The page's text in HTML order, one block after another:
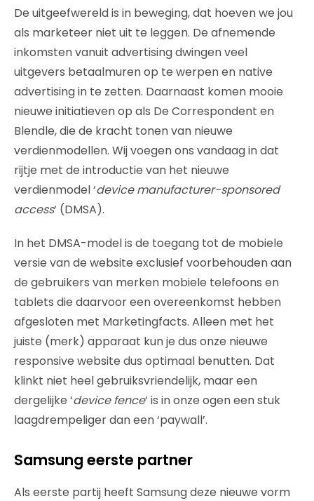
De uitgeefwereld is in beweging, dat hoeven we jou
als marketeer niet uit te leggen. De afnemende
inkomsten vanuit advertising dwingen veel
uitgevers betaalmuren op te werpen en native
advertising in te zetten. Daarnaast komen mooie
nieuwe initiatieven op als De Correspondent en
Blendle, die de kracht tonen van nieuwe
verdienmodellen. Wij voegen ons vandaag in dat
rijtje met de introductie van het nieuwe
verdienmodel ‘device manufacturer-sponsored
access‘ (DMSA).
In het DMSA-model is de toegang tot de mobiele
versie van de website exclusief voorbehouden aan
de gebruikers van merken mobiele telefoons en
tablets die daarvoor een overeenkomst hebben
afgesloten met Marketingfacts. Alleen met het
juiste (merk) apparaat kun je dus onze nieuwe
responsive website dus optimaal benutten. Dat
klinkt niet heel gebruiksvriendelijk, maar een
dergelijke ‘device fence‘ is in onze ogen een stuk
laagdrempeliger dan een ‘paywall’.
Samsung eerste partner
Als eerste partij heeft Samsung deze nieuwe vorm